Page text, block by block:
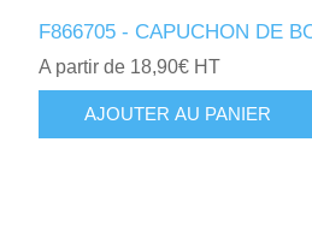
F866705 - CAPUCHON DE
A partir de 18,90€ HT
AJOUTER AU PANIER